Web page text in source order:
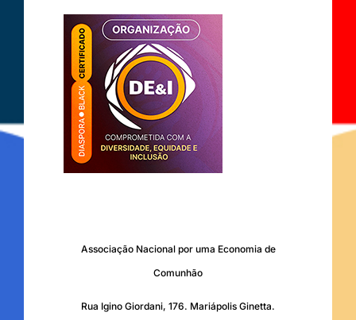
Associação Nacional por uma Economia de
Comunhão
Rua Igino Giordani, 176. Mariápolis Ginetta.